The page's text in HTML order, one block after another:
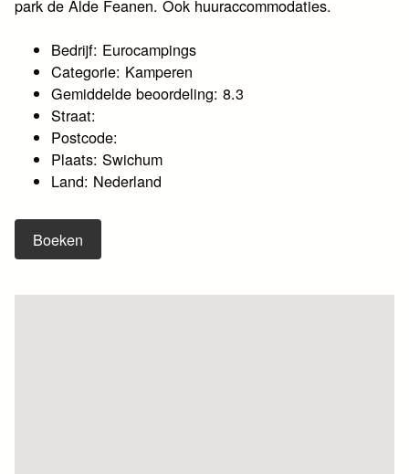
park de Alde Feanen. Ook huuraccommodaties.
Bedrijf: Eurocampings
Categorie: Kamperen
Gemiddelde beoordeling: 8.3
Straat:
Postcode:
Plaats: Swichum
Land: Nederland
Boeken